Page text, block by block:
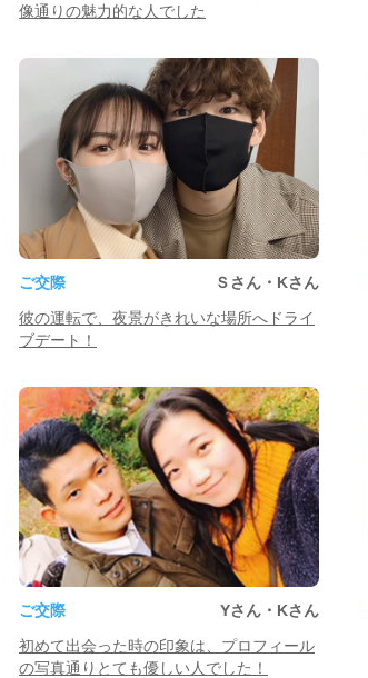
像通りの魅力的な人でした
ご交際
Ｓさん・Kさん
彼の運転で、夜景がきれいな場所へドライ
ブデート！
ご交際
Yさん・Kさん
初めて出会った時の印象は、プロフィール
の写真通りとても優しい人でした！